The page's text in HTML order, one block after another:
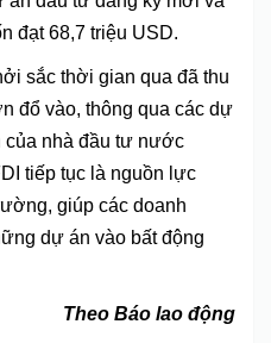
đạt 68,7 triệu USD.
sắc thời gian qua đã thu
đổ vào, thông qua các dự
của nhà đầu tư nước
tiếp tục là nguồn lực
giúp các doanh
dự án vào bất động
Theo Báo lao động